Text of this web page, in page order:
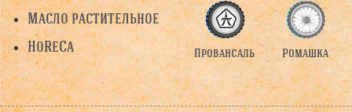
Масло растительное
HoReCa
Провансаль Ромашка